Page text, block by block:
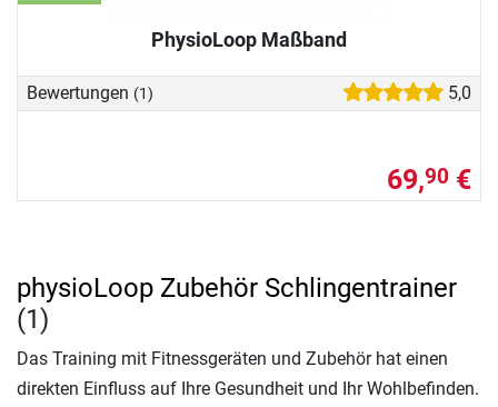
PhysioLoop Maßband
Bewertungen (1) 5,0
69,90 €
physioLoop Zubehör Schlingentrainer
(1)
Das Training mit Fitnessgeräten und Zubehör hat einen
direkten Einfluss auf Ihre Gesundheit und Ihr Wohlbefinden.